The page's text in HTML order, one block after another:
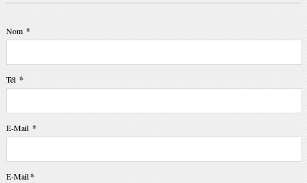
Nom *
Tél *
E-Mail *
E-Mail*